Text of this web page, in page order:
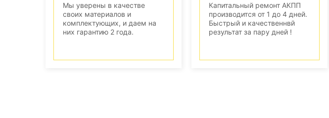
Мы уверены в качестве
своих материалов и
комплектующих, и даем на
них гарантию 2 года.
Капитальный ремонт АКПП
производится от 1 до 4 дней.
Быстрый и качественнвй
результат за пару дней !